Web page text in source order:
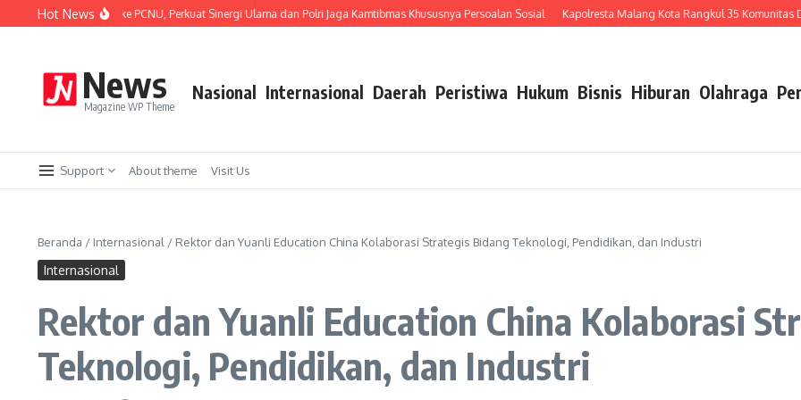
Lewati ke konten
Hot News
Silaturahmi ke PCNU, Perkuat Sinergi Ulama dan Polri Jaga Kamtibmas Khususnya Persoalan Sosial Kapolresta Malang Kota Rangkul 35 Komunitas Driver
News
Magazine WP Theme
Nasional Internasional Daerah Peristiwa Hukum Bisnis Hiburan Olahraga
Support About theme Visit Us
Beranda / Internasional / Rektor dan Yuanli Education China Kolaborasi Strategis Bidang Teknologi, Pendidikan, dan Industri
Internasional
Rektor dan Yuanli Education China Kolaborasi
Teknologi, Pendidikan, dan Industri